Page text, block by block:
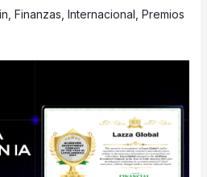
Finanzas Internacional Premios